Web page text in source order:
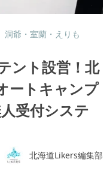
洞爺・室蘭・えりも
ント設営！北
ートキャンプ
受付システ
北海道Likers編集部